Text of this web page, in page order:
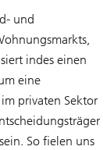
und
indes einen
eine
privaten Sektor
So fielen uns